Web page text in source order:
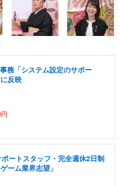
務「システム設定のサポー
反映
ートスタッフ・完全週休2日制
ーム業界志望」